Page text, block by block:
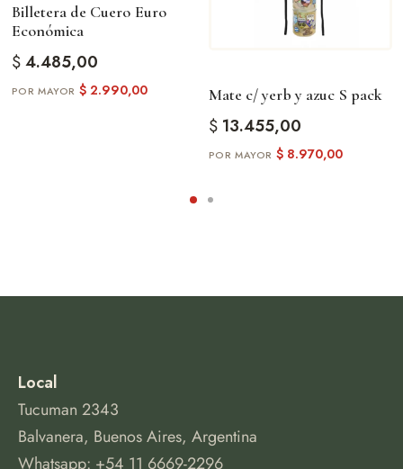
Billetera de Cuero Euro
Económica
$4.485,00
$2.990,00 Mate c/ yerb y azuc S pack
$13.455,00
$8.970,00
Local
Tucuman 2343
Balvanera, Buenos Aires, Argentina
Whatsapp: +54 11 6669-2296